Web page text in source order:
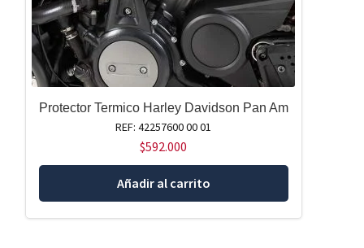
Protector Termico Harley Davidson Pan Am
REF: 42257600 00 01
$592.000
Añadir al carrito